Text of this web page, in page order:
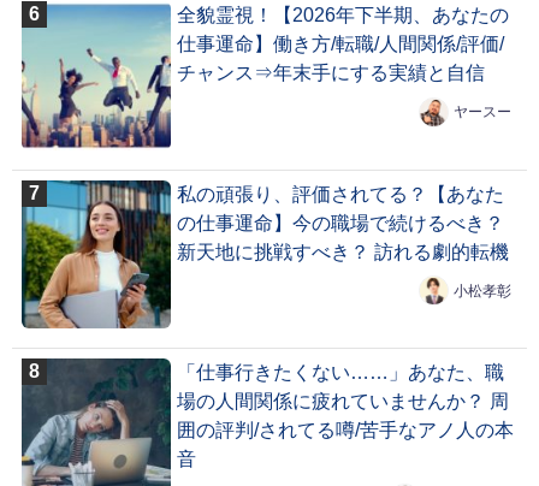
全貌霊視！【2026年下半期、あなたの
仕事運命】働き方/転職/人間関係/評価/
チャンス⇒年末手にする実績と自信
ヤースー
私の頑張り、評価されてる？【あなた
の仕事運命】今の職場で続けるべき？
新天地に挑戦すべき？ 訪れる劇的転機
小松孝彰
「仕事行きたくない……」あなた、職
場の人間関係に疲れていませんか？ 周
囲の評判/されてる噂/苦手なアノ人の本
音